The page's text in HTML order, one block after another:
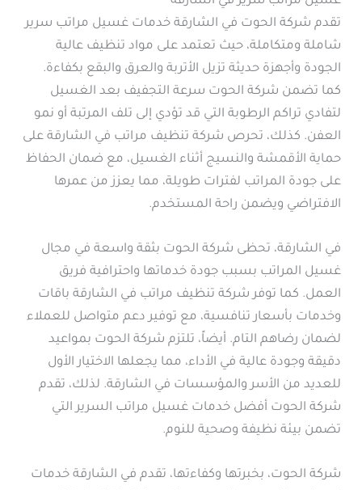
تقدم شركة الحوت في الشارقة خدمات غسيل مراتب سرير
شاملة ومتكاملة، حيث تعتمد على مواد تنظيف عالية
الجودة وأجهزة حديثة تزيل الأتربة والعرق والبقع بكفاءة.
كما تضمن شركة الحوت سرعة التجفيف بعد الغسيل
لتفادي تراكم الرطوبة التي قد تؤدي إلى تلف المرتبة أو نمو
العفن. كذلك، تحرص شركة تنظيف مراتب في الشارقة على
حماية الأقمشة والنسيج أثناء الغسيل، مع ضمان الحفاظ
على جودة المراتب لفترات طويلة، مما يعزز من عمرها
الافتراضي ويضمن راحة المستخدم.
في الشارقة، تحظى شركة الحوت بثقة واسعة في مجال
غسيل المراتب بسبب جودة خدماتها واحترافية فريق
العمل. كما توفر شركة تنظيف مراتب في الشارقة باقات
وخدمات بأسعار تنافسية، مع توفير دعم متواصل للعملاء
لضمان رضاهم التام. أيضاً، تلتزم شركة الحوت بمواعيد
دقيقة وجودة عالية في الأداء، مما يجعلها الاختيار الأول
للعديد من الأسر والمؤسسات في الشارقة. لذلك، تقدم
شركة الحوت أفضل خدمات غسيل مراتب السرير التي
تضمن بيئة نظيفة وصحية للنوم.
شركة الحوت، بخبرتها وكفاءتها، تقدم في الشارقة خدمات